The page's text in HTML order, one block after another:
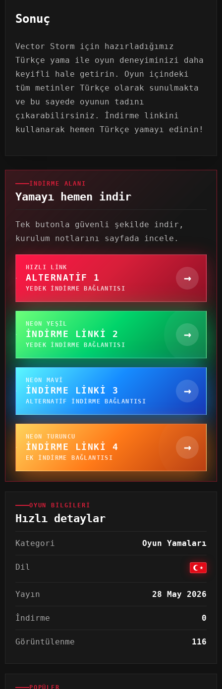
Sonuç
Vector Storm için hazırladığımız
Türkçe yama ile oyun deneyiminizi daha
keyifli hale getirin. Oyun içindeki
tüm metinler Türkçe olarak sunulmakta
ve bu sayede oyunun tadını
çıkarabilirsiniz. İndirme linkini
kullanarak hemen Türkçe yamayı edinin!
İNDIRME ALANI
Yamayı hemen indir
Tek butonla güvenli şekilde indir,
kurulum notlarını sayfada incele.
HIZLI LINK
ALTERNATIF 1
YEDEK INDIRME BAĞLANTISI
→
NEON YEŞIL
İNDIRME LINKI 2
YEDEK INDIRME BAĞLANTISI
→
NEON MAVI
İNDIRME LINKI 3
ALTERNATIF INDIRME BAĞLANTISI
→
NEON TURUNCU
İNDIRME LINKI 4
EK INDIRME BAĞLANTISI
→
OYUN BILGILERI
Hızlı detaylar
Kategori Oyun Yamaları
Dil
Yayın 28 May 2026
İndirme 0
Görüntülenme 116
POPÜLER